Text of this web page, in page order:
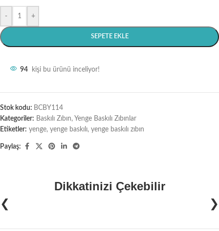
- +
SEPETE EKLE
94 kişi bu ürünü inceliyor!
Stok kodu: BCBY114
Kategoriler: Baskılı Zıbın, Yenge Baskılı Zıbınlar
Etiketler: yenge, yenge baskılı, yenge baskılı zıbın
Paylaş:
Dikkatinizi Çekebilir
❮ ❯